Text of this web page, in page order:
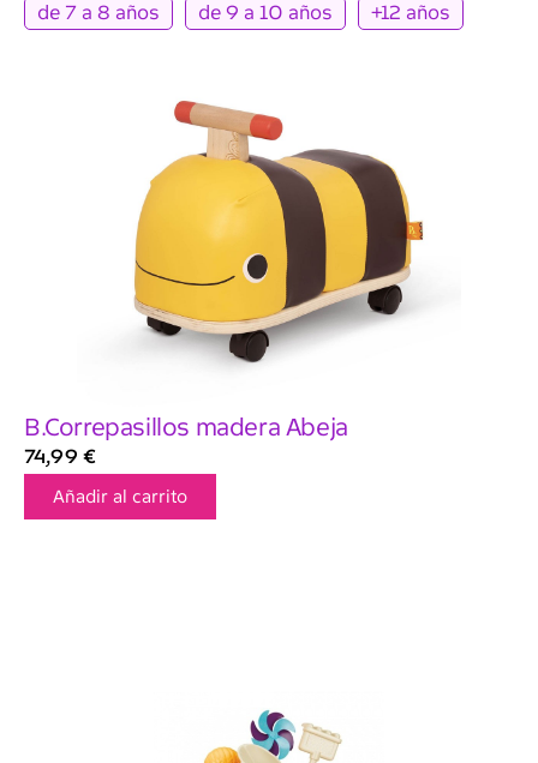
de 7 a 8 años
de 9 a 10 años +12 años
B.Correpasillos madera Abeja
74,99 €
Añadir al carrito